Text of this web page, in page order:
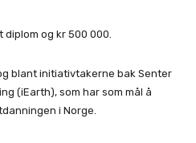
diplom og kr 500 000.
blant initiativtakerne bak Senter
(iEarth), som har som mål å
i Norge.